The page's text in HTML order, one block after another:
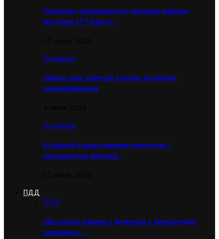
Транспорт налаживается: грузовые новинки
выставок CТТ Expo и…
Грузовики
Чайниз сикс: заметка о жизни китайских
дальнобойщиков
Грузовики
В сборной только девушки: репортаж с
производства дизелей…
ПДД
ПДД
ГАИ изъяла машину у дрифтера в Зеленограде:
нарушения,…